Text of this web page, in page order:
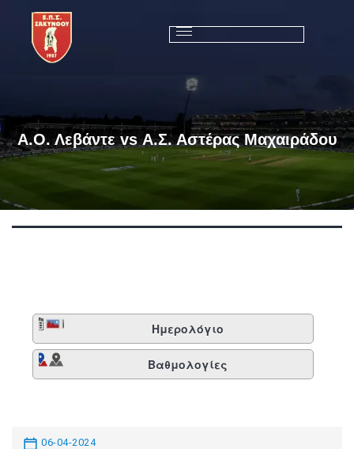
Α.Ο. Λεβάντε vs Α.Σ. Αστέρας Μαχαιράδου
Ημερολόγιο
Βαθμολογίες
06-04-2024